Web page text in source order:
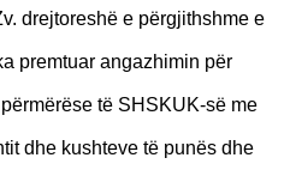
drejtoreshë e përgjithshme e
premtuar angazhimin për
të SHSKUK-së me
dhe kushteve të punës dhe